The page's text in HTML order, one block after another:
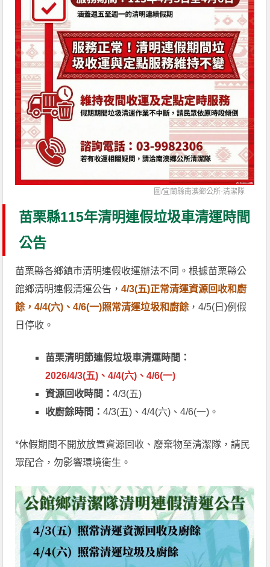
圖/宜蘭縣南澳鄉公所-清潔隊
苗栗縣115年清明連假垃圾車清運時間
公告
苗栗縣各鄉鎮市清明連假收運辦法不同。根據苗栗縣公
館鄉清明連假清運公告，4/3(五)正常清運資源回收和廚
餘，4/4(六)、4/6(一)照常清運垃圾和廚餘，4/5(日)例假
日停收。
苗栗清明節連假垃圾車清運時間：
2026/4/3(五)、4/4(六)、4/6(一)
資源回收時間：4/3(五)
收廚餘時間：4/3(五)、4/4(六)、4/6(一)。
*休假期間不開放放置資源回收、廢棄物至清潔隊，請民
眾配合，勿影響環境衛生。